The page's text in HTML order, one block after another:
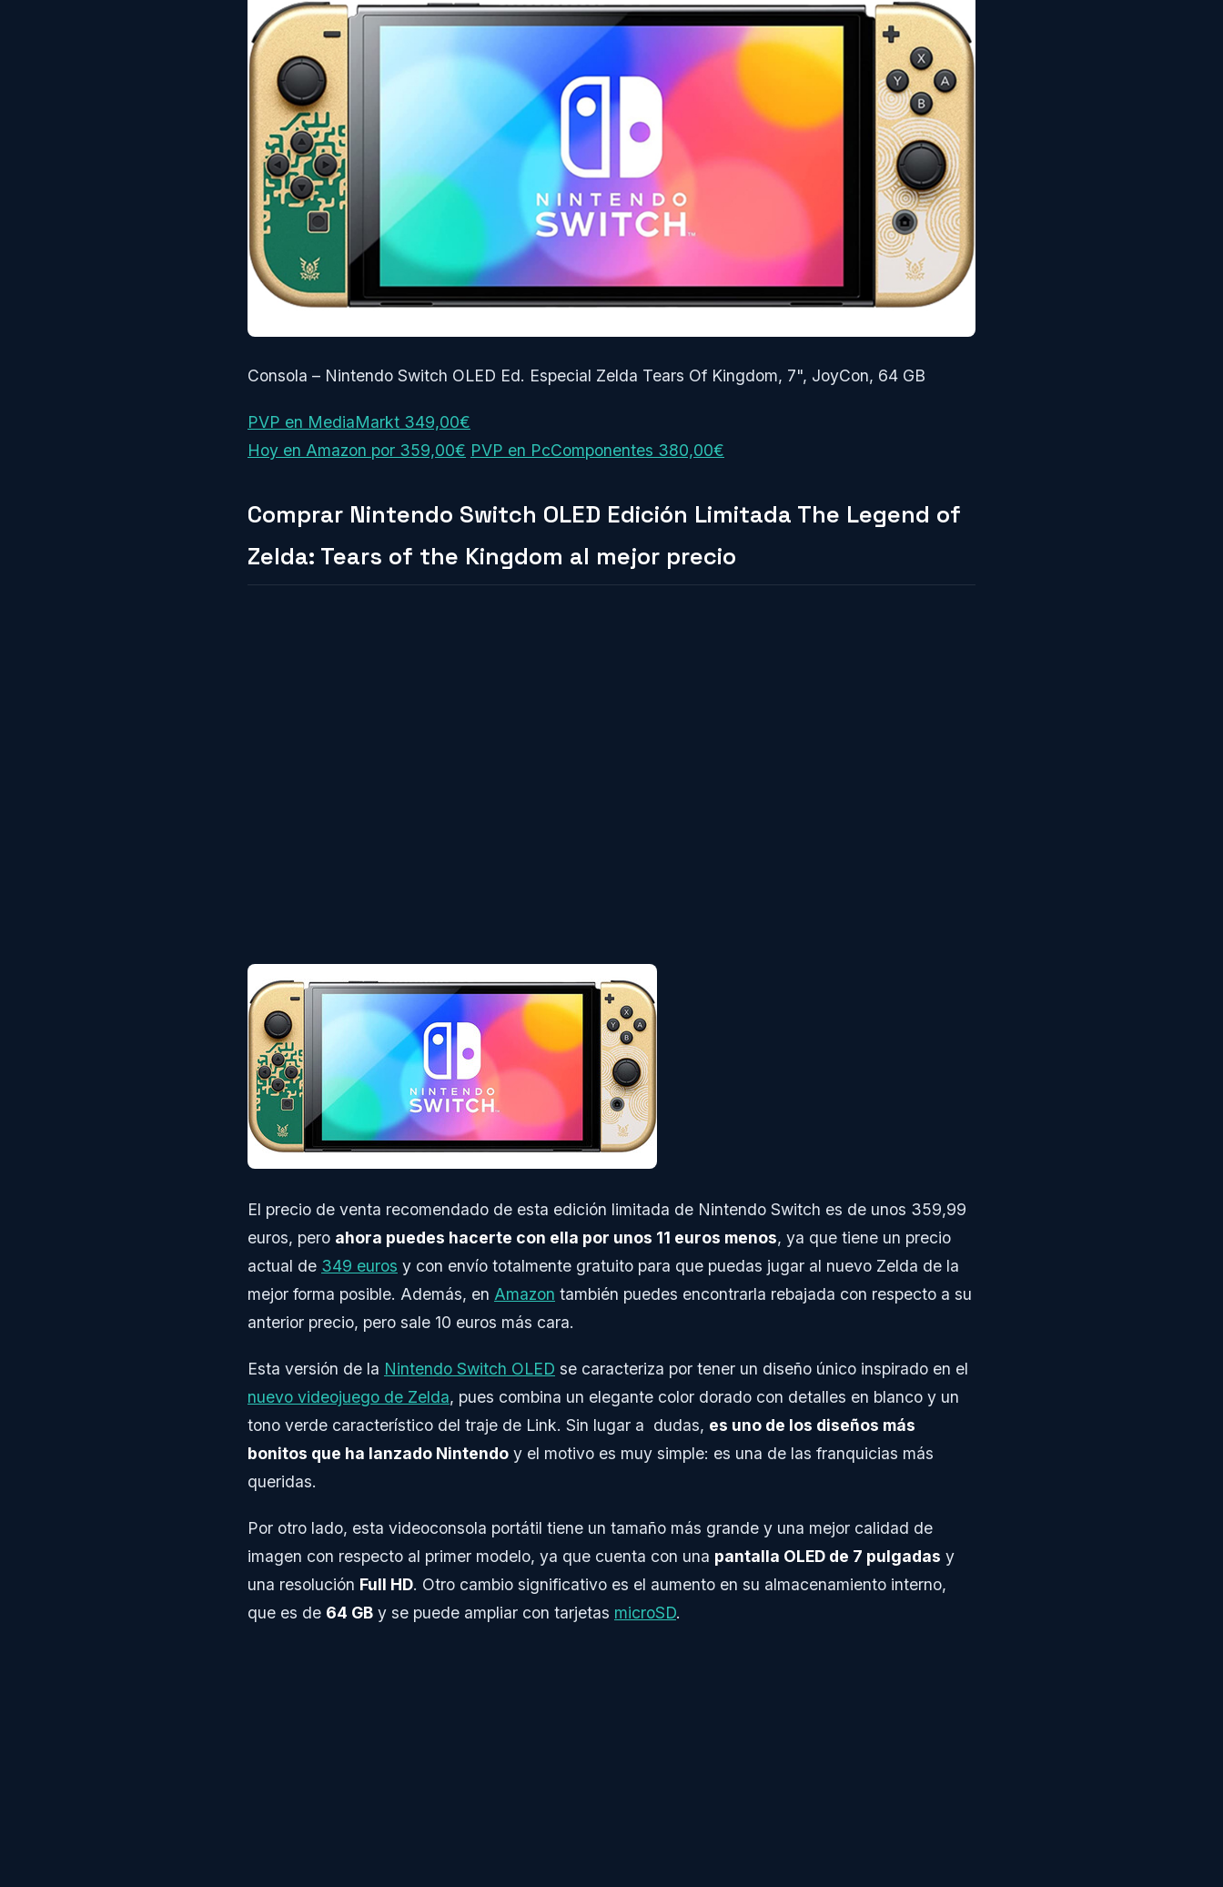
Consola – Nintendo Switch OLED Ed. Especial Zelda Tears Of Kingdom, 7", JoyCon, 64 GB
PVP en MediaMarkt 349,00€
Hoy en Amazon por 359,00€ PVP en PcComponentes 380,00€
Comprar Nintendo Switch OLED Edición Limitada The Legend of
Zelda: Tears of the Kingdom al mejor precio
El precio de venta recomendado de esta edición limitada de Nintendo Switch es de unos 359,99
euros, pero ahora puedes hacerte con ella por unos 11 euros menos, ya que tiene un precio
actual de 349 euros y con envío totalmente gratuito para que puedas jugar al nuevo Zelda de la
mejor forma posible. Además, en Amazon también puedes encontrarla rebajada con respecto a su
anterior precio, pero sale 10 euros más cara.
Esta versión de la Nintendo Switch OLED se caracteriza por tener un diseño único inspirado en el
nuevo videojuego de Zelda, pues combina un elegante color dorado con detalles en blanco y un
tono verde característico del traje de Link. Sin lugar a dudas, es uno de los diseños más
bonitos que ha lanzado Nintendo y el motivo es muy simple: es una de las franquicias más
queridas.
Por otro lado, esta videoconsola portátil tiene un tamaño más grande y una mejor calidad de
imagen con respecto al primer modelo, ya que cuenta con una pantalla OLED de 7 pulgadas y
una resolución Full HD. Otro cambio significativo es el aumento en su almacenamiento interno,
que es de 64 GB y se puede ampliar con tarjetas microSD.